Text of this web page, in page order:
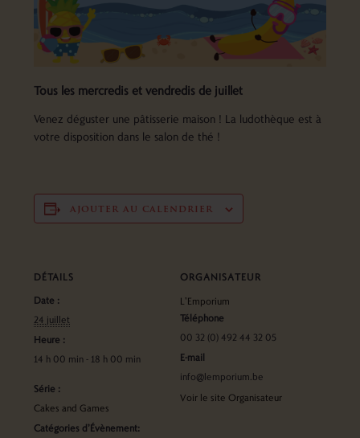
Tous les mercredis et vendredis de juillet
Venez déguster une pâtisserie maison ! La ludothèque est à
votre disposition dans le salon de thé !
ajouter au calendrier
DÉTAILS
Date :
24 juillet
Heure :
14 h 00 min - 18 h 00 min
Série :
Cakes and Games
Catégories d’Évènement:
ORGANISATEUR
L’Emporium
Téléphone
00 32 (0) 492 44 32 05
E-mail
info@lemporium.be
Voir le site Organisateur